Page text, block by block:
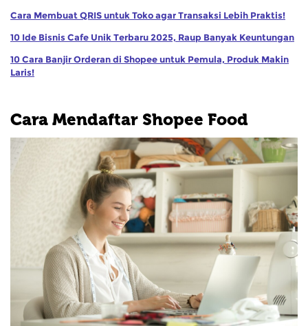
Cara Membuat QRIS untuk Toko agar Transaksi Lebih Praktis!
10 Ide Bisnis Cafe Unik Terbaru 2025, Raup Banyak Keuntungan
10 Cara Banjir Orderan di Shopee untuk Pemula, Produk Makin
Laris!
Cara Mendaftar Shopee Food